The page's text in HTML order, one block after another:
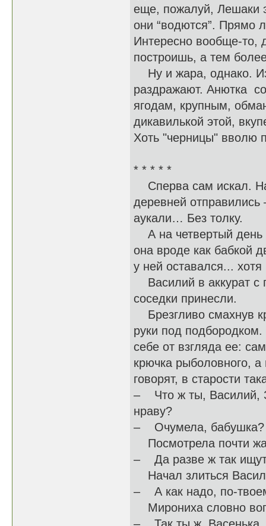
еще, пожалуй, Лешаки
они “водются”. Прямо
Интересно вообще-то,
построишь, а тем
Ну и жара, однако.
раздражают. Анютка
ягодам, крупным,
дикавилькой этой,
Хоть "черницы"
* * * * *
Сперва сам искал.
деревней
аукали… Без толку.
А на четвертый день
она вроде как бабкой
у ней оставался...
Василий в аккурат с
соседки принесли.
Брезгливо смахнув
руки под
себе от взгляда ее:
крючка рыболовного,
говорят, в старости
– Что ж ты, Василий,
нраву?
– Очумела, бабушка?
Посмотрела почти
– Да разве ж так
Начал злиться
– А как надо, по-
Мирониха словно